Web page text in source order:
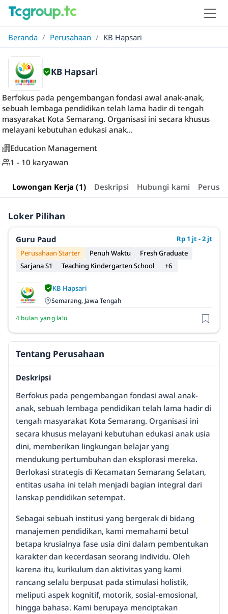
Beranda / Perusahaan / KB Hapsari
KB Hapsari
Berfokus pada pengembangan fondasi awal anak-anak,
sebuah lembaga pendidikan telah lama hadir di tengah
masyarakat Kota Semarang. Organisasi ini secara khusus
melayani kebutuhan edukasi anak...
Education Management
1 - 10 karyawan
Lowongan Kerja (1) Deskripsi Hubungi kami
Loker Pilihan
Guru Paud
Rp 1 jt - 2 jt
Perusahaan Starter
Penuh Waktu
Fresh Graduate
Sarjana S1
Teaching Kindergarten School +6
KB Hapsari
Semarang, Jawa Tengah
4 bulan yang lalu
Tentang Perusahaan
Deskripsi
Berfokus pada pengembangan fondasi awal anak-
anak, sebuah lembaga pendidikan telah lama hadir di
tengah masyarakat Kota Semarang. Organisasi ini
secara khusus melayani kebutuhan edukasi anak usia
dini, memberikan lingkungan belajar yang
mendukung pertumbuhan dan eksplorasi mereka.
Berlokasi strategis di Kecamatan Semarang Selatan,
entitas usaha ini telah menjadi bagian integral dari
lanskap pendidikan setempat.
Sebagai sebuah institusi yang bergerak di bidang
manajemen pendidikan, kami memahami betul
betapa krusialnya fase usia dini dalam pembentukan
karakter dan kecerdasan seorang individu. Oleh
karena itu, kurikulum dan aktivitas yang kami
rancang selalu berpusat pada stimulasi holistik,
meliputi aspek kognitif, motorik, sosial-emosional,
hingga bahasa. Kami berupaya menciptakan